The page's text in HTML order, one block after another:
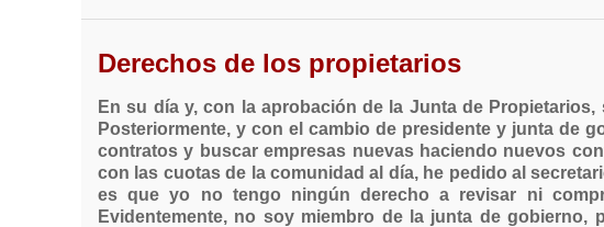
Derechos de los propietarios
En su día y, con la aprobación de la Junta de
Posteriormente, y con el cambio de presidente y junta de
contratos y buscar empresas nuevas haciendo nuevos
con las cuotas de la comunidad al día, he pedido al
es que yo no tengo ningún derecho a revisar ni
Evidentemente, no soy miembro de la junta de